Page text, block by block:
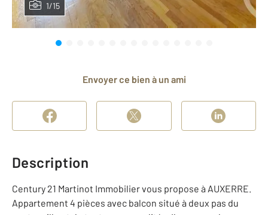
1/15
Envoyer ce bien à un ami
Description
Century 21 Martinot Immobilier vous propose à AUXERRE.
Appartement 4 pièces avec balcon situé à deux pas du